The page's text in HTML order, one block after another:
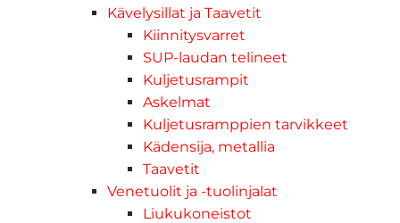
Kävelysillat ja Taavetit
Kiinnitysvarret
SUP-laudan telineet
Kuljetusrampit
Askelmat
Kuljetusramppien tarvikkeet
Kädensija, metallia
Taavetit
Venetuolit ja -tuolinjalat
Liukukoneistot